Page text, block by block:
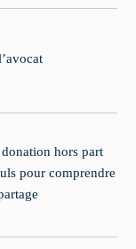
hors part
pour comprendre